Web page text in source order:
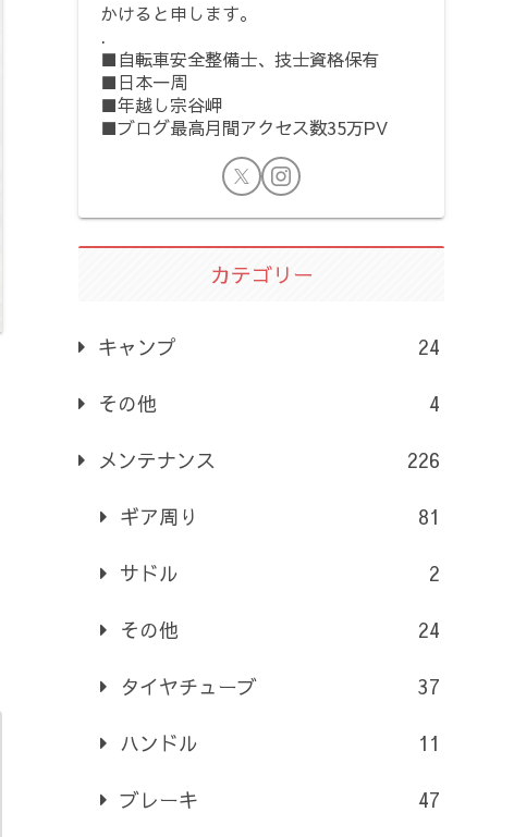
かけると申します。
.
■自転車安全整備士、技士資格保有
■日本一周
■年越し宗谷岬
■ブログ最高月間アクセス数35万PV
カテゴリー
キャンプ 24
その他 4
メンテナンス 226
ギア周り 81
サドル 2
その他 24
タイヤチューブ 37
ハンドル 11
ブレーキ 47